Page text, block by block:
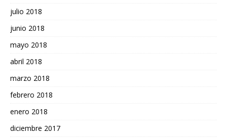
julio 2018
junio 2018
mayo 2018
abril 2018
marzo 2018
febrero 2018
enero 2018
diciembre 2017